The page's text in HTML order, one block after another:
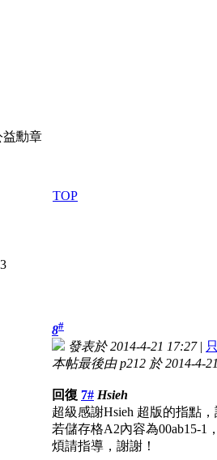
TOP
8#
發表於 2014-4-21 17:27|
本帖最後由 p212 於 2014-4-
回復 7# Hsieh
超級感謝Hsieh 超版的指點
若儲存格A2內容為00ab15-1
煩請指導，謝謝！